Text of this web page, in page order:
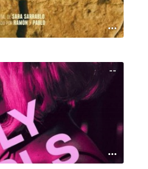
--